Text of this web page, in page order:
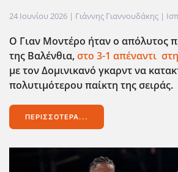
24 Ιουνίου 2026 | Γιάννης Γιαννουδάκης |
Ο Γιαν Μοντέρο ήταν ο απόλυτος
της Βαλένθια,στο 3-1 απέναντι
με τον Δομινικανό γκαρντ να
πολυτιμότερου παίκτη της σειράς.
ΠΕΡΙΣΣΌΤΕΡΑ...